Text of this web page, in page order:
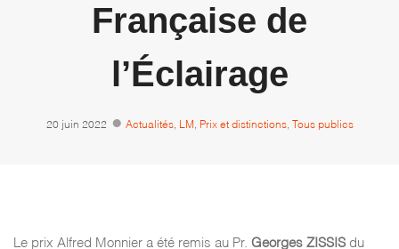
Française de
l’Éclairage
20 juin 2022 Actualités LM Prix et distinctions Tous publics
Le prix Alfred Monnier a été remis au Pr. Georges ZISSIS du